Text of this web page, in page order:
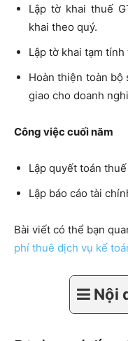
Lập tờ khai thuế
khai theo quý.
Lập tờ khai tạm
Hoàn thiện toàn bộ
giao cho doanh
Công việc cuối năm
Lập quyết toán
Lập báo cáo tài
Bài viết có thể bạn
phí thuê dịch vụ kế
Nội